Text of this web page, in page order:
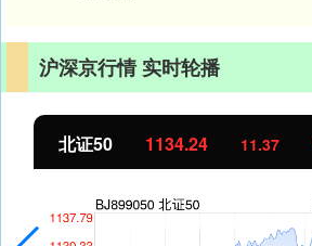
沪深京行情 实时轮播
北证50 1134.24 11.37